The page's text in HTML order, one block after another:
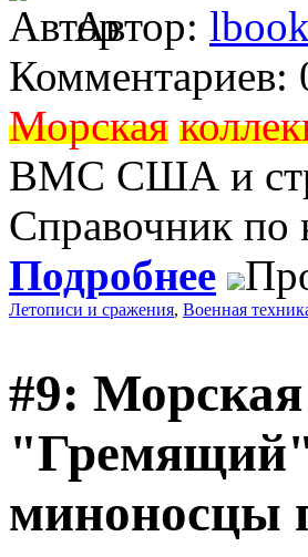
Автор:
Комментариев:
Морская
ВМС США и
Справочник по
Подробнее
Летописи и сражения, Военная
#9:
"Гремящий"
миноносцы